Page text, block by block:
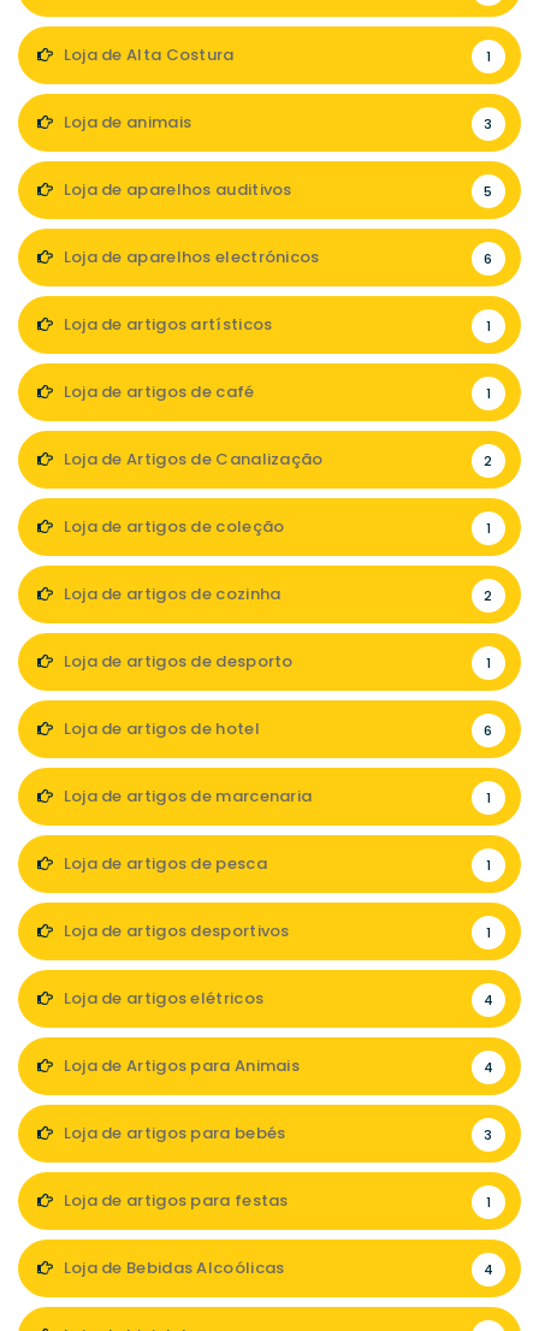
Loja de Alta Costura 1
Loja de animais 3
Loja de aparelhos auditivos 5
Loja de aparelhos electrónicos 6
Loja de artigos artísticos 1
Loja de artigos de café 1
Loja de Artigos de Canalização 2
Loja de artigos de coleção 1
Loja de artigos de cozinha 2
Loja de artigos de desporto 1
Loja de artigos de hotel 6
Loja de artigos de marcenaria 1
Loja de artigos de pesca 1
Loja de artigos desportivos 1
Loja de artigos elétricos 4
Loja de Artigos para Animais 4
Loja de artigos para bebés 3
Loja de artigos para festas 1
Loja de Bebidas Alcoólicas 4